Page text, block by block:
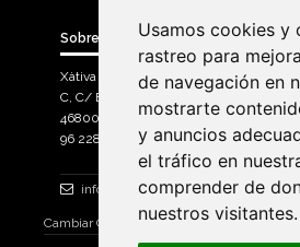
Usamos cookies y
rastreo para
de navegación en
mostrarte
y anuncios
el tráfico en
comprender de
nuestros visitantes.
Usamos cookies y
rastreo para
de navegación en
mostrarte
y anuncios
el tráfico en
comprender de
nuestros visitantes.
Sobre Bicicletas Sanchis
Xàtiva Polígon Industrial
C, C/ Braçal del Roncador nave 10. >
46800, Xàtiva.
96 228 71 23
info@bicicletassanchis.com
Cambiar Consentimiento de Cookies